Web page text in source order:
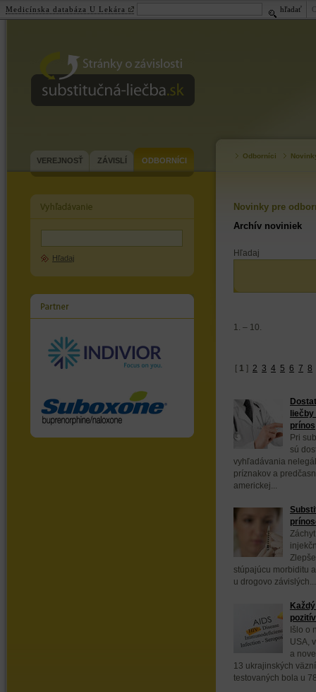
substitučná-liečba.sk
VEREJNOSŤ ZÁVISLÍ ODBORNÍCI
Hľadaj
Odborníci
Novinky pre
Archív noviniek
Hľadaj
1. – 10.
[ 1 ] 2 3 4 5 6 7 8
liečby
prínos
Pri
sú
vyhľadávania
príznakov a
americkej...
stúpajúcu morbiditu
u drogovo závislých...
Išlo o
USA,
a
13 ukrajinských
testovaných bola u
Medicínska databáza U Lekára hľadať